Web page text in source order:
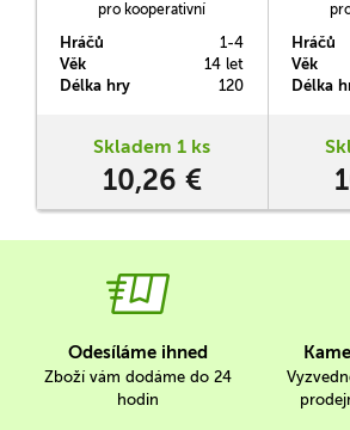
pro kooperativní
Elder Scrolls: Zrada v
Hráčů
1-4
Věk
14 let
Délka hry
120
Skladem 1 ks
10,26 €
Hráčů
Věk
Délka
Odesíláme ihned
Zboží vám dodáme do 24
hodin